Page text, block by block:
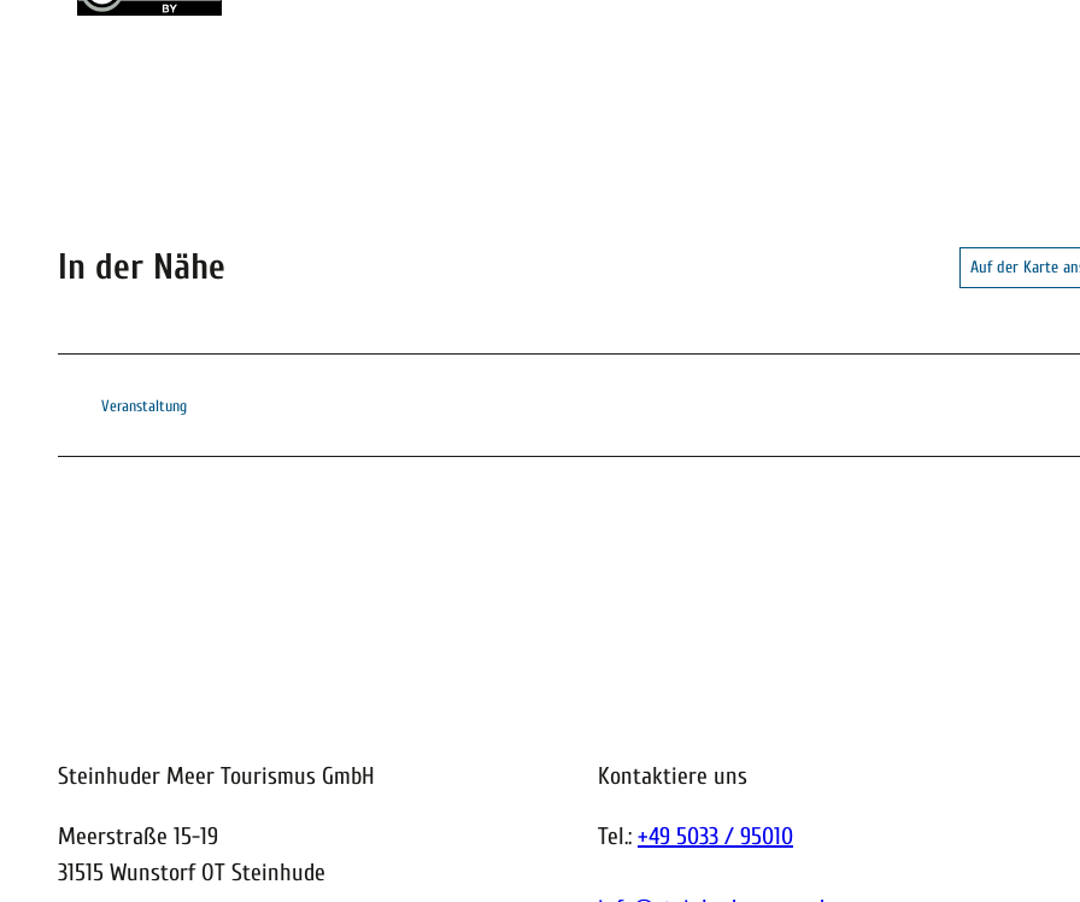
In der Nähe Auf der Karte
Veranstaltung
Steinhuder Meer Tourismus GmbH
Meerstraße 15-19
31515 Wunstorf OT Steinhude
Kontaktiere uns
Tel.: +49 5033 / 95010